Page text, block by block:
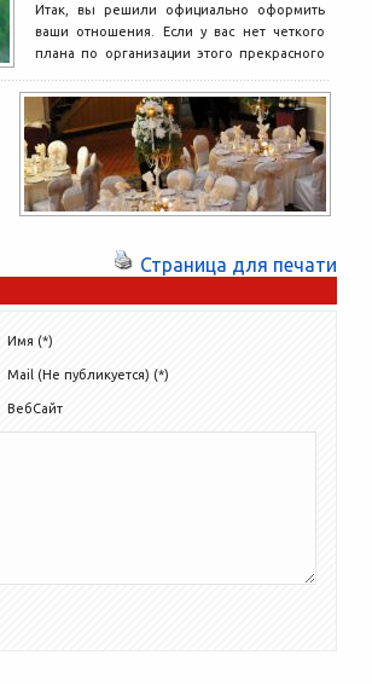
Итак, вы решили официально оформить
ваши отношения. Если у вас нет четкого
плана по организации этого прекрасного
Страница для печати
Имя (*)
Mail (Не публикуется) (*)
ВебСайт